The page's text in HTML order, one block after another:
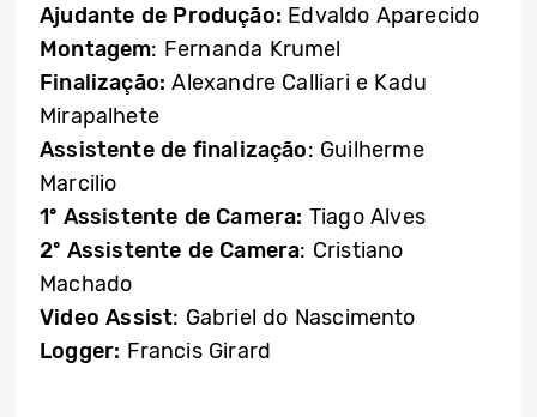
Ajudante de Produção: Edvaldo Aparecido
Montagem: Fernanda Krumel
Finalização: Alexandre Calliari e Kadu
Mirapalhete
Assistente de finalização: Guilherme
Marcilio
1º Assistente de Camera: Tiago Alves
2º Assistente de Camera: Cristiano
Machado
Video Assist: Gabriel do Nascimento
Logger: Francis Girard